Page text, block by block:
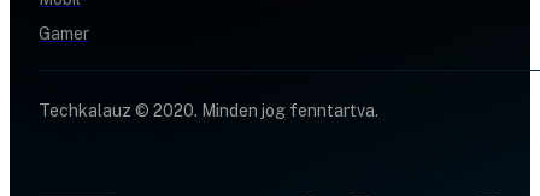
Gamer
Techkalauz © 2020. Minden jog fenntartva.